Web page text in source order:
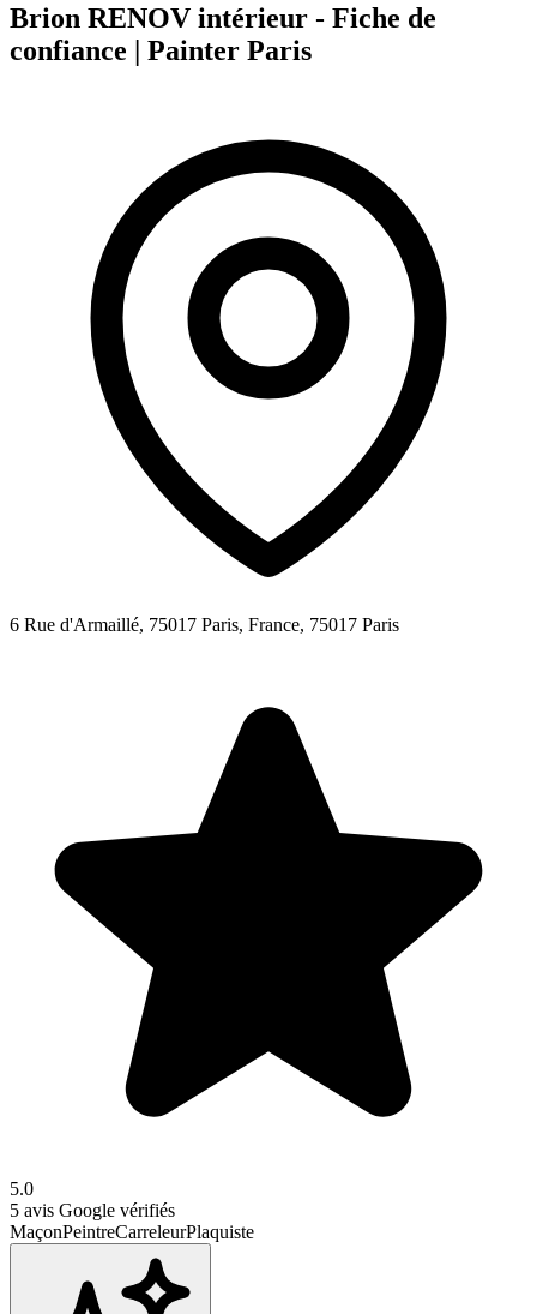
Brion RENOV intérieur - Fiche de
confiance | Painter Paris
6 Rue d'Armaillé, 75017 Paris, France, 75017 Paris
5.0
5 avis Google vérifiés
MaçonPeintreCarreleurPlaquiste